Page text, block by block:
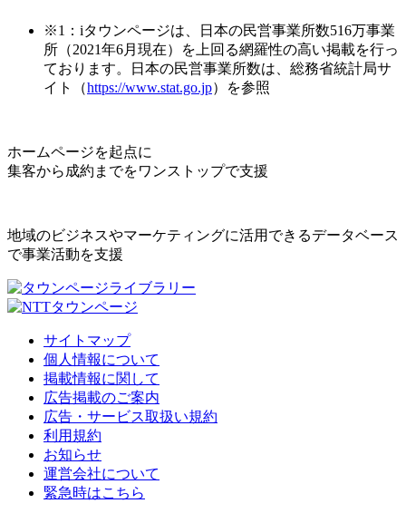
※1：iタウンページは、日本の民営事業所数516万事業
所（2021年6月現在）を上回る網羅性の高い掲載を行っ
ております。日本の民営事業所数は、総務省統計局サ
イト（https://www.stat.go.jp）を参照
ホームページを起点に
集客から成約までをワンストップで支援
地域のビジネスやマーケティングに活用できるデータベース
で事業活動を支援
サイトマップ
個人情報について
掲載情報に関して
広告掲載のご案内
広告・サービス取扱い規約
利用規約
お知らせ
運営会社について
緊急時はこちら